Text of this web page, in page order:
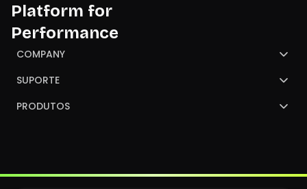
Platform for
Performance
COMPANY
Sobre Fotor
Fale com Fotor
SUPORTE
Central de Ajuda
PRODUTOS